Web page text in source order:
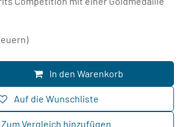
In den Warenkorb
Zum Vergleich hinzufügen
Auf die Wunschliste